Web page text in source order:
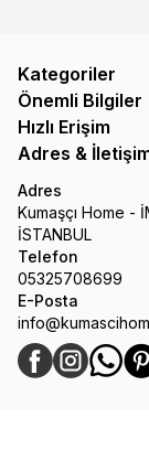
Kategoriler
Önemli Bilgiler
Hızlı Erişim
Adres &
Adres
Kumaşçı Home -
İSTANBUL
Telefon
05325708699
E-Posta
Facebook
Instagram